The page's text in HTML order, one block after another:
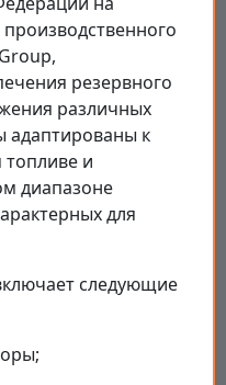
резервного
различных
адаптированы к
топливе и
диапазоне
для
следующие